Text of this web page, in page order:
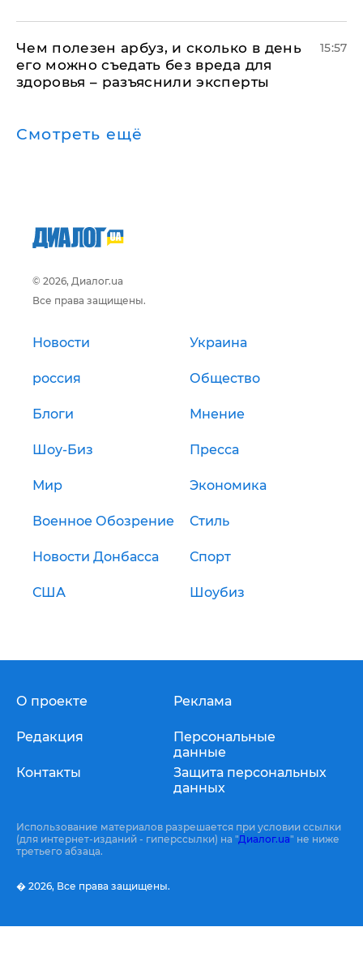
Чем полезен арбуз, и сколько в день
его можно съедать без вреда для
здоровья – разъяснили эксперты
15:57
Смотреть ещё
© 2026, Диалог.ua
Все права защищены.
Новости Украина
россия Общество
Блоги Мнение
Шоу-Биз Пресса
Мир Экономика
Военное Обозрение Стиль
Новости Донбасса Спорт
США Шоубиз
О проекте
Редакция
Контакты
Реклама
Персональные
данные
Защита персональных
данных
Использование материалов разрешается при условии ссылки
(для интернет-изданий - гиперссылки) на "Диалог.ua" не ниже
третьего абзаца.
� 2026, Все права защищены.